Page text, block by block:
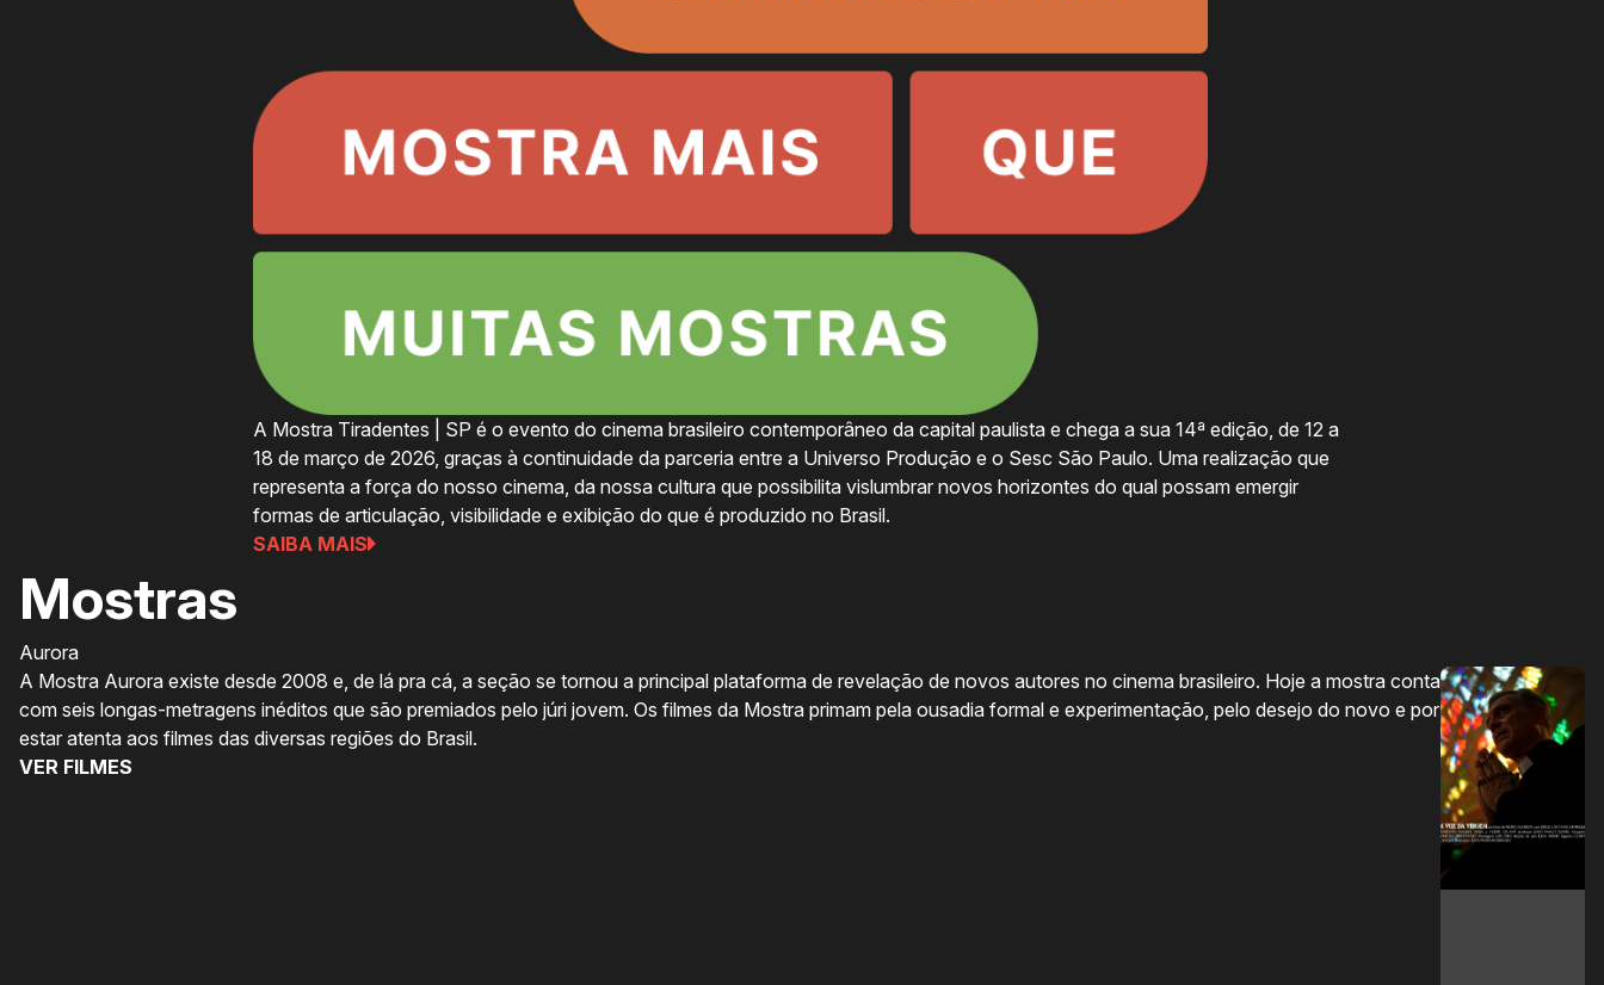
A Mostra Tiradentes | SP é o evento do cinema brasileiro contemporâneo da capital paulista e chega a sua 14ª edição, de 12 a
18 de março de 2026, graças à continuidade da parceria entre a Universo Produção e o Sesc São Paulo. Uma realização que
representa a força do nosso cinema, da nossa cultura que possibilita vislumbrar novos horizontes do qual possam emergir
formas de articulação, visibilidade e exibição do que é produzido no Brasil.
SAIBA MAIS
Mostras
Aurora
A Mostra Aurora existe desde 2008 e, de lá pra cá, a seção se tornou a principal plataforma de revelação de novos autores no cinema brasileiro. Hoje a mostra conta
com seis longas-metragens inéditos que são premiados pelo júri jovem. Os filmes da Mostra primam pela ousadia formal e experimentação, pelo desejo do novo e por
estar atenta aos filmes das diversas regiões do Brasil.
VER FILMES